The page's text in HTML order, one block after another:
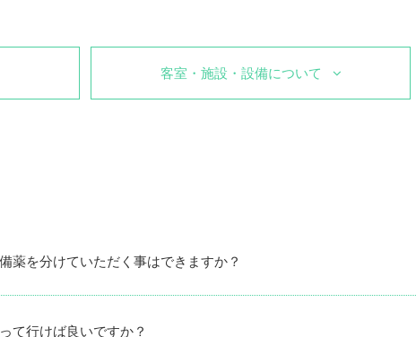
客室・施設・設備について
薬を分けていただく事はできますか？
て行けば良いですか？